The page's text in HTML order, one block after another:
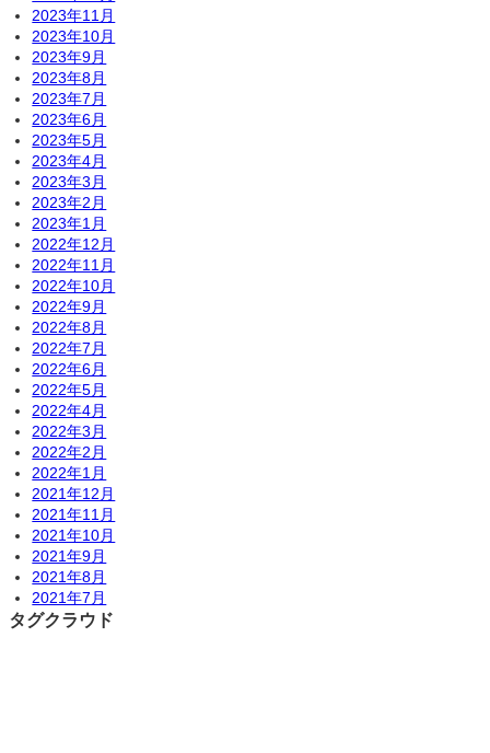
2023年11月
2023年10月
2023年9月
2023年8月
2023年7月
2023年6月
2023年5月
2023年4月
2023年3月
2023年2月
2023年1月
2022年12月
2022年11月
2022年10月
2022年9月
2022年8月
2022年7月
2022年6月
2022年5月
2022年4月
2022年3月
2022年2月
2022年1月
2021年12月
2021年11月
2021年10月
2021年9月
2021年8月
2021年7月
タグクラウド